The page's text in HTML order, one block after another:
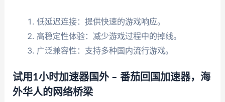
低延迟连接：提供快速的游戏响应。
高稳定性体验：减少游戏过程中的掉线。
广泛兼容性：支持多种国内流行游戏。
试用1小时加速器国外 – 番茄回国加速器，海
外华人的网络桥梁